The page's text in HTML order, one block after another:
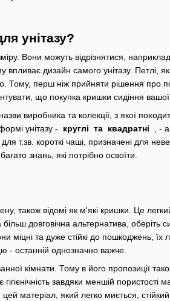
унітазу?
Вони можуть відрізнятися,
дизайн самого унітазу. Петлі,
Тому, перш ніж прийняти рішення про
що покупка кришки сидіння
виробника та колекції, з якої
унітазу - круглі та квадратні , -
т.зв. короткі чаші, призначені для
знань, які потрібно освоїти.
також відомі як м'які кришки. Це
довговічна альтернатива, оберіть
та дуже стійкі до пошкоджень, їх
- останній однозначно важче.
кімнати. Тому в його пропозиції
завдяки меншій пористості
матеріал, який легко миється,